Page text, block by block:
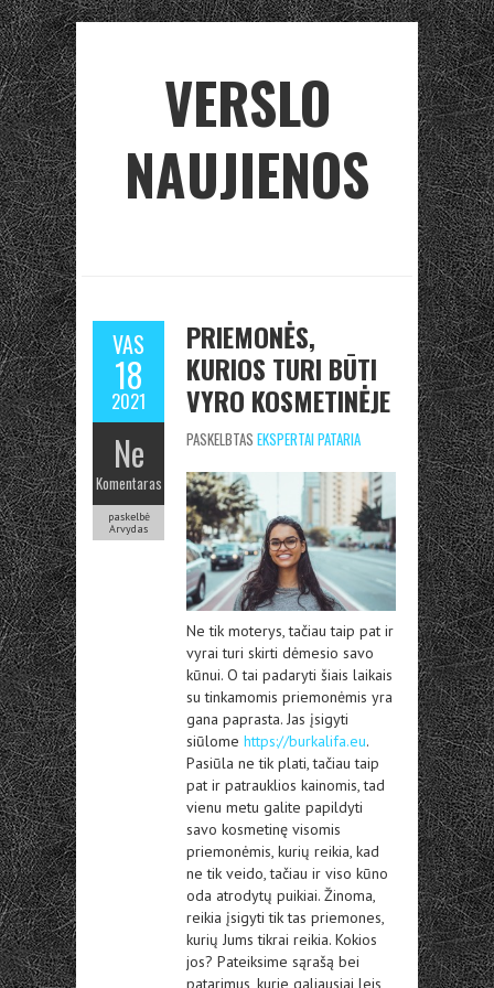
VERSLO
NAUJIENOS
VAS
18
2021
Ne
Komentaras
paskelbė
Arvydas
PRIEMONĖS,
KURIOS TURI BŪTI
VYRO KOSMETINĖJE
PASKELBTAS EKSPERTAI PATARIA
Ne tik moterys, tačiau taip pat ir
vyrai turi skirti dėmesio savo
kūnui. O tai padaryti šiais laikais
su tinkamomis priemonėmis yra
gana paprasta. Jas įsigyti
siūlome https://burkalifa.eu.
Pasiūla ne tik plati, tačiau taip
pat ir patrauklios kainomis, tad
vienu metu galite papildyti
savo kosmetinę visomis
priemonėmis, kurių reikia, kad
ne tik veido, tačiau ir viso kūno
oda atrodytų puikiai. Žinoma,
reikia įsigyti tik tas priemones,
kurių Jums tikrai reikia. Kokios
jos? Pateiksime sąrašą bei
patarimus, kurie galiausiai leis